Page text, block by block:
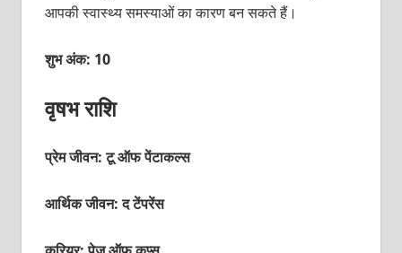
आपकी स्‍वास्‍थ्‍य समस्‍याओं का कारण बन सकते हैं।
शुभ अंक: 10
वृषभ राशि
प्रेम जीवन: टू ऑफ पेंटाकल्‍स
आर्थिक जीवन: द टेंपरेंस